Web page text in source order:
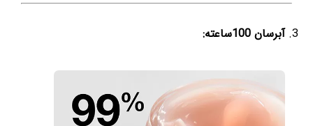
آبرسان 100ساعته: